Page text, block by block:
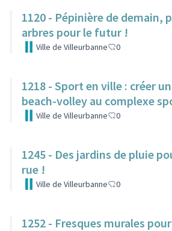
1120 - Pépinière de demain,
arbres pour le futur !
Ville de Villeurbanne 0
1218 - Sport en ville : créer
beach-volley au complexe
Ville de Villeurbanne 0
1245 - Des jardins de pluie
rue !
Ville de Villeurbanne 0
1252 - Fresques murales